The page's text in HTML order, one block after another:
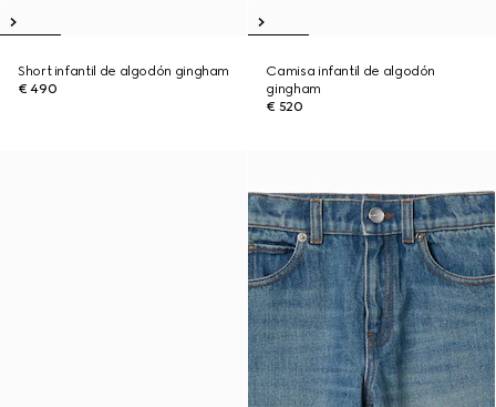
Short infantil de algodón gingham
€ 490
Camisa infantil de algodón
gingham
€ 520